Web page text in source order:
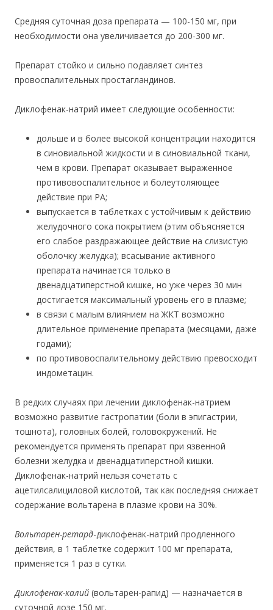
Средняя суточная доза препарата — 100-150 мг, при
необходимости она увеличивается до 200-300 мг.
Препарат стойко и сильно подавляет синтез
провоспалительных простагландинов.
Диклофенак-натрий имеет следующие особенности:
дольше и в более высокой концентрации находится
в синовиальной жидкости и в синовиальной ткани,
чем в крови. Препарат оказывает выраженное
противовоспалительное и болеутоляющее
действие при РА;
выпускается в таблетках с устойчивым к действию
желудочного сока покрытием (этим объясняется
его слабое раздражающее действие на слизистую
оболочку желудка); всасывание активного
препарата начинается только в
двенадцатиперстной кишке, но уже через 30 мин
достигается максимальный уровень его в плазме;
в связи с малым влиянием на ЖКТ возможно
длительное применение препарата (месяцами, даже
годами);
по противовоспалительному действию превосходит
индометацин.
В редких случаях при лечении диклофенак-натрием
возможно развитие гастропатии (боли в эпигастрии,
тошнота), головных болей, головокружений. Не
рекомендуется применять препарат при язвенной
болезни желудка и двенадцатиперстной кишки.
Диклофенак-натрий нельзя сочетать с
ацетилсалициловой кислотой, так как последняя снижает
содержание вольтарена в плазме крови на 30%.
Вольтарен-ретард-диклофенак-натрий продленного
действия, в 1 таблетке содержит 100 мг препарата,
применяется 1 раз в сутки.
Диклофенак-калий (вольтарен-рапид) — назначается в
суточной дозе 150 мг.